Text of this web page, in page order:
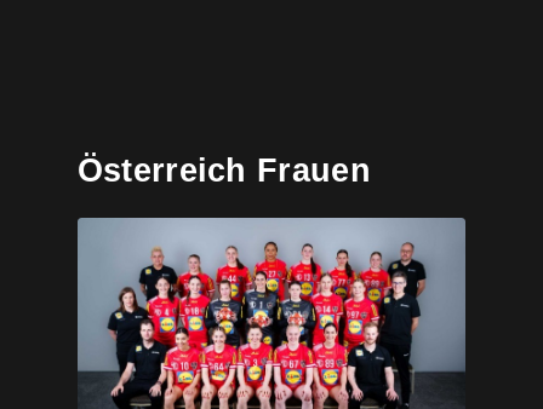
Österreich Frauen